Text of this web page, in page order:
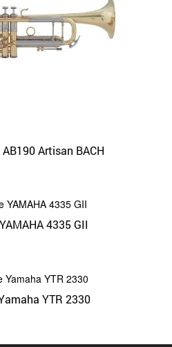
Artisan BACH
4335 GII
YTR 2330